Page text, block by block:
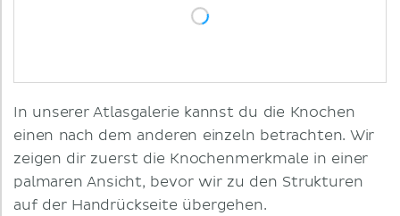
In unserer Atlasgalerie kannst du die Knochen
einen nach dem anderen einzeln betrachten. Wir
zeigen dir zuerst die Knochenmerkmale in einer
palmaren Ansicht, bevor wir zu den Strukturen
auf der Handrückseite übergehen.